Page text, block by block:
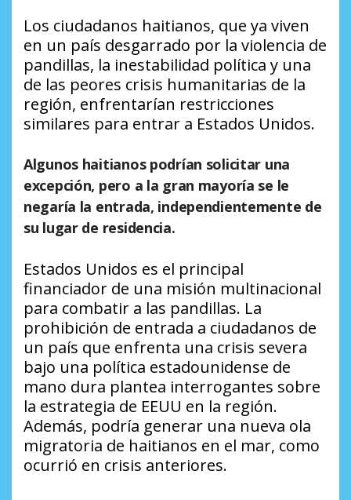
Los ciudadanos haitianos, que ya viven
en un país desgarrado por la violencia de
pandillas, la inestabilidad política y una
de las peores crisis humanitarias de la
región, enfrentarían restricciones
similares para entrar a Estados Unidos.
Algunos haitianos podrían solicitar una
excepción, pero a la gran mayoría se le
negaría la entrada, independientemente de
su lugar de residencia.
Estados Unidos es el principal
financiador de una misión multinacional
para combatir a las pandillas. La
prohibición de entrada a ciudadanos de
un país que enfrenta una crisis severa
bajo una política estadounidense de
mano dura plantea interrogantes sobre
la estrategia de EEUU en la región.
Además, podría generar una nueva ola
migratoria de haitianos en el mar, como
ocurrió en crisis anteriores.